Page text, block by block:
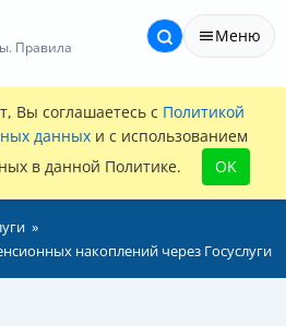
Правила
Меню
Вы соглашаетесь с Политикой
данных и с использованием
в данной Политике.
OK
накоплений через Госуслуги